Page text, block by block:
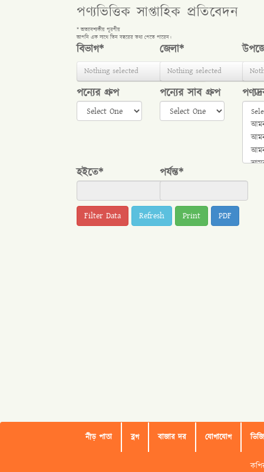
পণ্যভিত্তিক সাপ্তাহিক প্রতিবেদন
* অত্যাবশ্যকীয় পূরণীয়
আপনি এক সাথে তিন বছরের তথ্য পেতে পারেন।
বিভাগ*
Nothing selected
জেলা*
Nothing selected
পন্যের গ্রুপ পন্যের সাব গ্রুপ
হইতে* পর্যন্ত*
Refresh Print PDF
নীড় পাতা ব্লগ বাজার দর যোগাযোগ